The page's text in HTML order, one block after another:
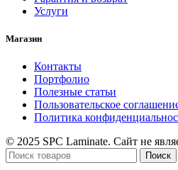
Услуги
Магазин
Контакты
Портфолио
Полезные статьи
Пользовательское
Политика
© 2025 SPC Laminate. Сайт не
Поиск